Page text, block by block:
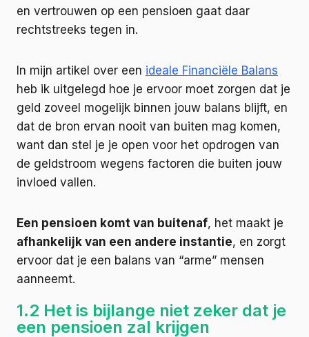
en vertrouwen op een pensioen gaat daar
rechtstreeks tegen in.
In mijn artikel over een ideale Financiële Balans
heb ik uitgelegd hoe je ervoor moet zorgen dat je
geld zoveel mogelijk binnen jouw balans blijft, en
dat de bron ervan nooit van buiten mag komen,
want dan stel je je open voor het opdrogen van
de geldstroom wegens factoren die buiten jouw
invloed vallen.
Een pensioen komt van buitenaf, het maakt je
afhankelijk van een andere instantie, en zorgt
ervoor dat je een balans van “arme” mensen
aanneemt.
1.2 Het is bijlange niet zeker dat je
een pensioen zal krijgen